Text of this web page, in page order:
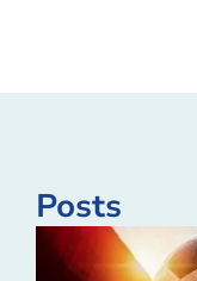
Posts